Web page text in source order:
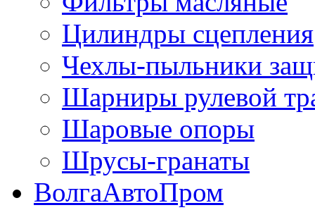
Цилиндры сцепления
Чехлы-пыльники
Шарниры рулевой
Шаровые опоры
Шрусы-гранаты
ВолгаАвтоПром